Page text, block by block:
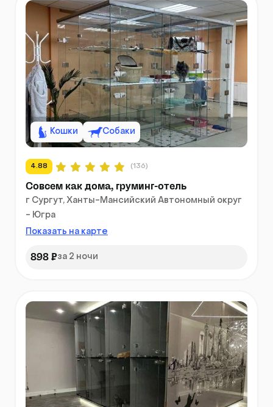
Кошки Собаки
4.88 (136)
Совсем как дома, груминг-отель
г Сургут, Ханты-Мансийский Автономный округ
- Югра
Показать на карте
898 ₽за 2 ночи